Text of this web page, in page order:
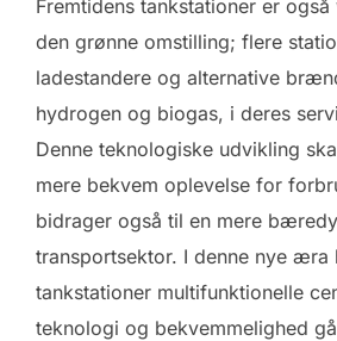
Fremtidens tankstationer er
den grønne omstilling; flere
ladestandere og alternative
hydrogen og biogas, i deres
Denne teknologiske udvikling
mere bekvem oplevelse for
bidrager også til en mere
transportsektor. I denne nye æra
tankstationer multifunktionelle
teknologi og bekvemmelighed